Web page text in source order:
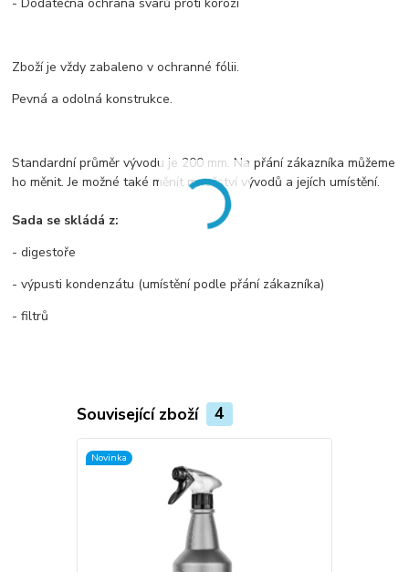
- Dodatečná ochrana svarů proti korozi
Zboží je vždy zabaleno v ochranné fólii.
Pevná a odolná konstrukce.
Standardní průměr vývodu je 200 mm. Na přání zákazníka můžeme
ho měnit. Je možné také měnít množství vývodů a jejích umístění.
Sada se skládá z:
- digestoře
- výpusti kondenzátu (umístění podle přání zákazníka)
- filtrů
Související zboží 4
Novinka